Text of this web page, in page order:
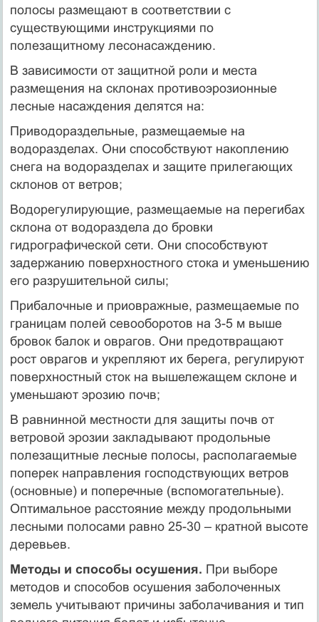
полосы размещают в соответствии с
существующими инструкциями по
полезащитному лесонасаждению.
В зависимости от защитной роли и места
размещения на склонах противоэрозионные
лесные насаждения делятся на:
Приводораздельные, размещаемые на
водоразделах. Они способствуют накоплению
снега на водоразделах и защите прилегающих
склонов от ветров;
Водорегулирующие, размещаемые на перегибах
склона от водораздела до бровки
гидрографической сети. Они способствуют
задержанию поверхностного стока и уменьшению
его разрушительной силы;
Прибалочные и приовражные, размещаемые по
границам полей севооборотов на 3-5 м выше
бровок балок и оврагов. Они предотвращают
рост оврагов и укрепляют их берега, регулируют
поверхностный сток на вышележащем склоне и
уменьшают эрозию почв;
В равнинной местности для защиты почв от
ветровой эрозии закладывают продольные
полезащитные лесные полосы, располагаемые
поперек направления господствующих ветров
(основные) и поперечные (вспомогательные).
Оптимальное расстояние между продольными
лесными полосами равно 25-30 – кратной высоте
деревьев.
Методы и способы осушения. При выборе
методов и способов осушения заболоченных
земель учитывают причины заболачивания и тип